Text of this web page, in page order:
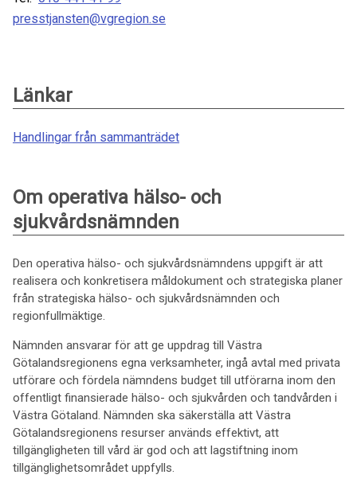
presstjansten@vgregion.se
Länkar
Handlingar från sammanträdet
Om operativa hälso- och
sjukvårdsnämnden
Den operativa hälso- och sjukvårdsnämndens uppgift är att
realisera och konkretisera måldokument och strategiska planer
från strategiska hälso- och sjukvårdsnämnden och
regionfullmäktige.
Nämnden ansvarar för att ge uppdrag till Västra
Götalandsregionens egna verksamheter, ingå avtal med privata
utförare och fördela nämndens budget till utförarna inom den
offentligt finansierade hälso- och sjukvården och tandvården i
Västra Götaland. Nämnden ska säkerställa att Västra
Götalandsregionens resurser används effektivt, att
tillgängligheten till vård är god och att lagstiftning inom
tillgänglighetsområdet uppfylls.